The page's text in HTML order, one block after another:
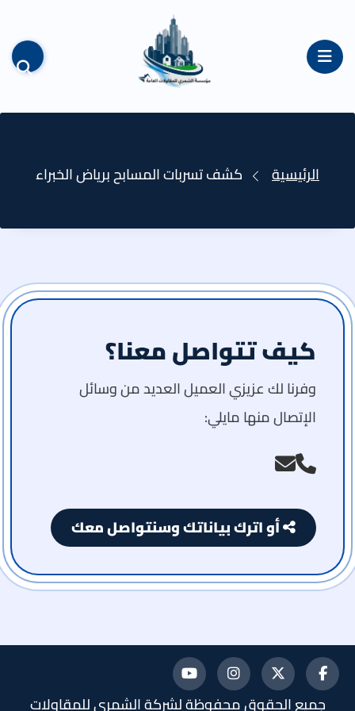
القائمة
الرئيسية كشف تسربات المسابح برياض الخبراء
كيف تتواصل معنا؟
وفرنا لك عزيزي العميل العديد من وسائل
الإتصال منها مايلي:
تابعنا تابعنا تابعنا تابعنا
جميع الحقوق محفوظة لشركة الشمري للمقاولات